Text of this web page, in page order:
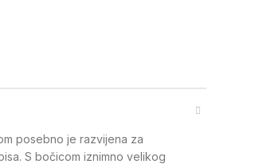
posebno je razvijena za
S bočicom iznimno velikog